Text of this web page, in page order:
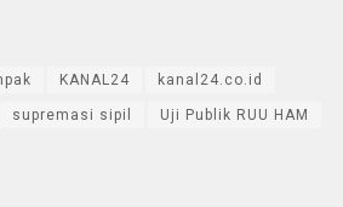
KANAL24 kanal24.co.id
supremasi sipil Uji Publik RUU HAM